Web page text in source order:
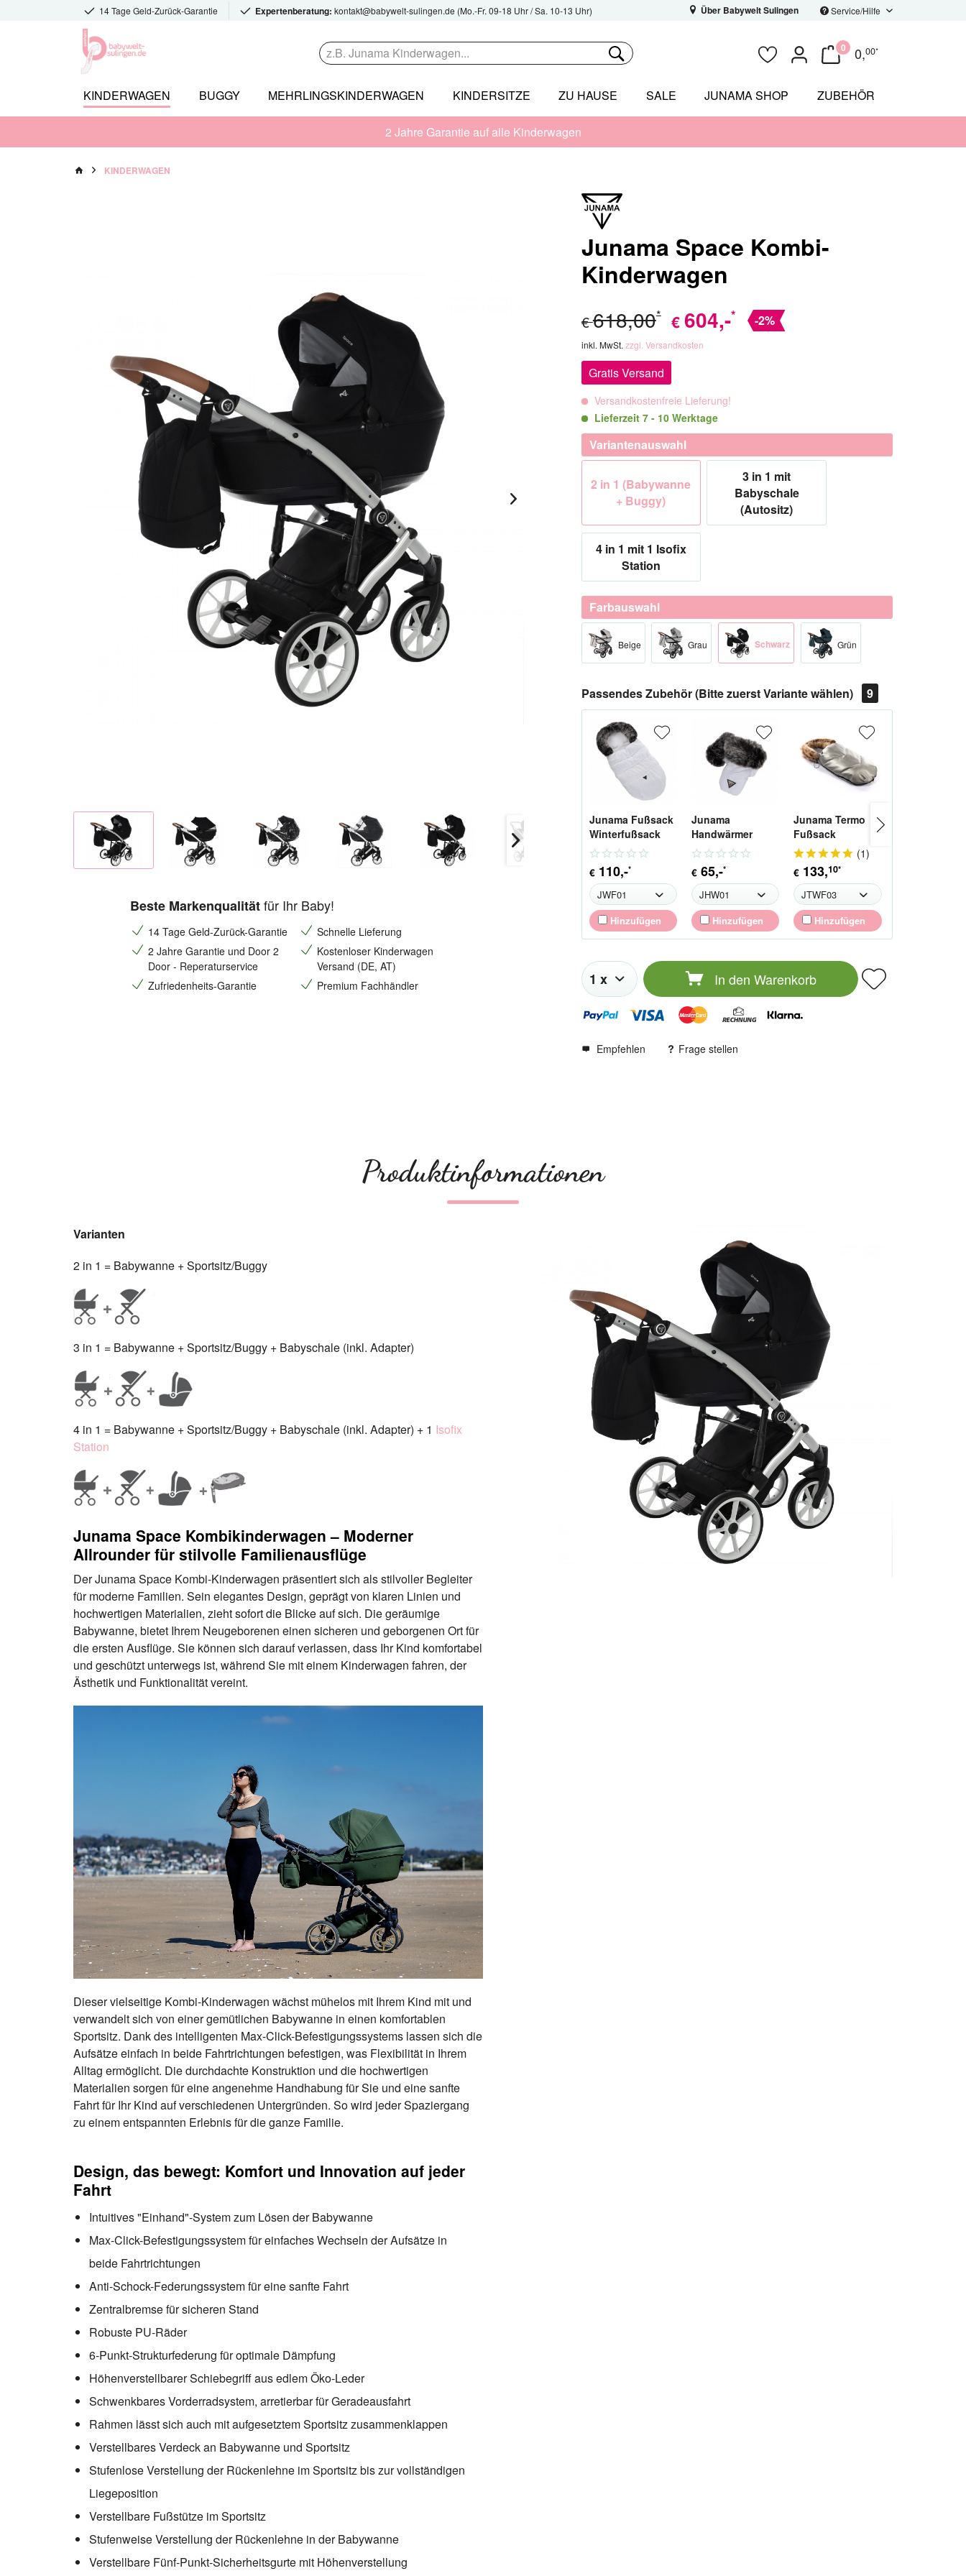
14 Tage Geld-Zurück-Garantie Expertenberatung: kontakt@babywelt-sulingen.de (Mo.-Fr. 09-18 Uhr / Sa. 10-13 Uhr) Über Babywelt Sulingen Service/Hilfe
0 0,00*
KINDERWAGEN BUGGY MEHRLINGSKINDERWAGEN KINDERSITZE ZU HAUSE SALE JUNAMA SHOP ZUBEHÖR
2 Jahre Garantie auf alle Kinderwagen
KINDERWAGEN
Beste Markenqualitätfür Ihr Baby!
14 Tage Geld-Zurück-Garantie
Schnelle Lieferung
2 Jahre Garantie und Door 2
Door - Reperaturservice
Kostenloser Kinderwagen
Versand (DE, AT)
Zufriedenheits-Garantie
Premium Fachhändler
Junama Space Kombi-
Kinderwagen
€618,00* € 604,-* -2%
inkl. MwSt. zzgl. Versandkosten
Gratis Versand
Versandkostenfreie Lieferung!
Lieferzeit 7 - 10 Werktage
Variantenauswahl
2 in 1 (Babywanne
+ Buggy)
3 in 1 mit
Babyschale
(Autositz)
4 in 1 mit 1 Isofix
Station
Farbauswahl
Beige Grau Schwarz Grün
Passendes Zubehör (Bitte zuerst Variante wählen) 9
Junama Fußsack
Winterfußsack
€ 110,-*
Hinzufügen
Junama
Handwärmer
Handmuff für
Kinderwagen
€ 65,-*
Hinzufügen
Junama Termo
Fußsack
Winterfußsack
(1)
€ 133,10*
Hinzufügen
In den Warenkorb
Empfehlen Frage stellen
Produktinformationen
Varianten
2 in 1 = Babywanne + Sportsitz/Buggy
3 in 1 = Babywanne + Sportsitz/Buggy + Babyschale (inkl. Adapter)
4 in 1 = Babywanne + Sportsitz/Buggy + Babyschale (inkl. Adapter) + 1 Isofix
Station
Junama Space Kombikinderwagen – Moderner
Allrounder für stilvolle Familienausflüge
Der Junama Space Kombi-Kinderwagen präsentiert sich als stilvoller Begleiter
für moderne Familien. Sein elegantes Design, geprägt von klaren Linien und
hochwertigen Materialien, zieht sofort die Blicke auf sich. Die geräumige
Babywanne, bietet Ihrem Neugeborenen einen sicheren und geborgenen Ort für
die ersten Ausflüge. Sie können sich darauf verlassen, dass Ihr Kind komfortabel
und geschützt unterwegs ist, während Sie mit einem Kinderwagen fahren, der
Ästhetik und Funktionalität vereint.
Dieser vielseitige Kombi-Kinderwagen wächst mühelos mit Ihrem Kind mit und
verwandelt sich von einer gemütlichen Babywanne in einen komfortablen
Sportsitz. Dank des intelligenten Max-Click-Befestigungssystems lassen sich die
Aufsätze einfach in beide Fahrtrichtungen befestigen, was Flexibilität in Ihrem
Alltag ermöglicht. Die durchdachte Konstruktion und die hochwertigen
Materialien sorgen für eine angenehme Handhabung für Sie und eine sanfte
Fahrt für Ihr Kind auf verschiedenen Untergründen. So wird jeder Spaziergang
zu einem entspannten Erlebnis für die ganze Familie.
Design, das bewegt: Komfort und Innovation auf jeder
Fahrt
Intuitives "Einhand"-System zum Lösen der Babywanne
Max-Click-Befestigungssystem für einfaches Wechseln der Aufsätze in
beide Fahrtrichtungen
Anti-Schock-Federungssystem für eine sanfte Fahrt
Zentralbremse für sicheren Stand
Robuste PU-Räder
6-Punkt-Strukturfederung für optimale Dämpfung
Höhenverstellbarer Schiebegriff aus edlem Öko-Leder
Schwenkbares Vorderradsystem, arretierbar für Geradeausfahrt
Rahmen lässt sich auch mit aufgesetztem Sportsitz zusammenklappen
Verstellbares Verdeck an Babywanne und Sportsitz
Stufenlose Verstellung der Rückenlehne im Sportsitz bis zur vollständigen
Liegeposition
Verstellbare Fußstütze im Sportsitz
Stufenweise Verstellung der Rückenlehne in der Babywanne
Verstellbare Fünf-Punkt-Sicherheitsgurte mit Höhenverstellung